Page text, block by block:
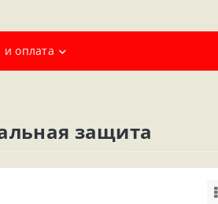
и оплата
защита